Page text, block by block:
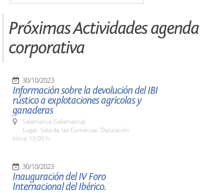
Próximas Actividades agenda
corporativa
30/10/2023
Información sobre la devolución del IBI
rústico a explotaciones agrícolas y
ganaderas
Salamanca (Salamanca)
Lugar: Sala de las Comarcas. Diputación
Hora: 12:00 h.
30/10/2023
Inauguración del IV Foro
Internacional del Ibérico.